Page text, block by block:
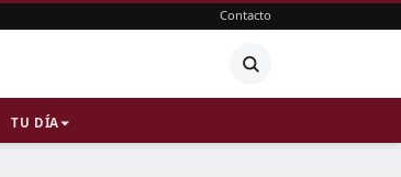
Contacto
TU DÍA